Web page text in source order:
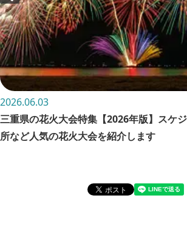
2026.06.03
三重県の花火大会特集【2026年版】スケ
所など人気の花火大会を紹介します